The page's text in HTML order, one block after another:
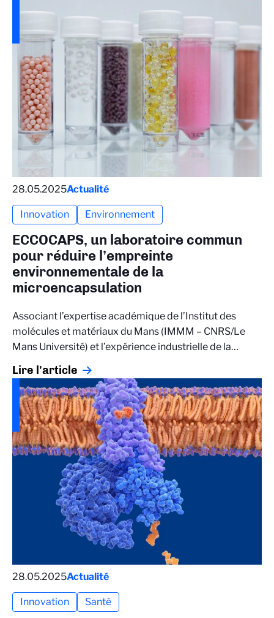
28.05.2025Actualité
Innovation Environnement
ECCOCAPS, un laboratoire commun
pour réduire l’empreinte
environnementale de la
microencapsulation
Associant l’expertise académique de l’Institut des
molécules et matériaux du Mans (IMMM – CNRS/Le
Mans Université) et l’expérience industrielle de la…
Lire l'article
28.05.2025Actualité
Innovation Santé